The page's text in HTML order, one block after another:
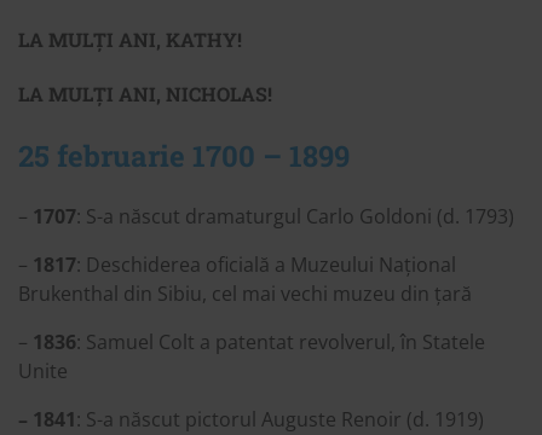
LA MULȚI ANI, KATHY!
LA MULȚI ANI, NICHOLAS!
25 februarie 1700 – 1899
– 1707: S-a născut dramaturgul Carlo Goldoni (d. 1793)
– 1817: Deschiderea oficială a Muzeului Național
Brukenthal din Sibiu, cel mai vechi muzeu din țară
– 1836: Samuel Colt a patentat revolverul, în Statele
Unite
– 1841 : S-a născut pictorul Auguste Renoir (d. 1919)